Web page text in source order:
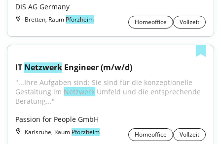
DIS AG Germany
Bretten, Raum Pforzheim Homeoffice Vollzeit
IT Netzwerk Engineer (m/w/d)
"...Ihre Aufgaben sind: Sie sind für die konzeptionelle
Gestaltung im Netzwerk Umfeld und die entsprechende
Beratung..."
Passion for People GmbH
Karlsruhe, Raum Pforzheim Homeoffice Vollzeit